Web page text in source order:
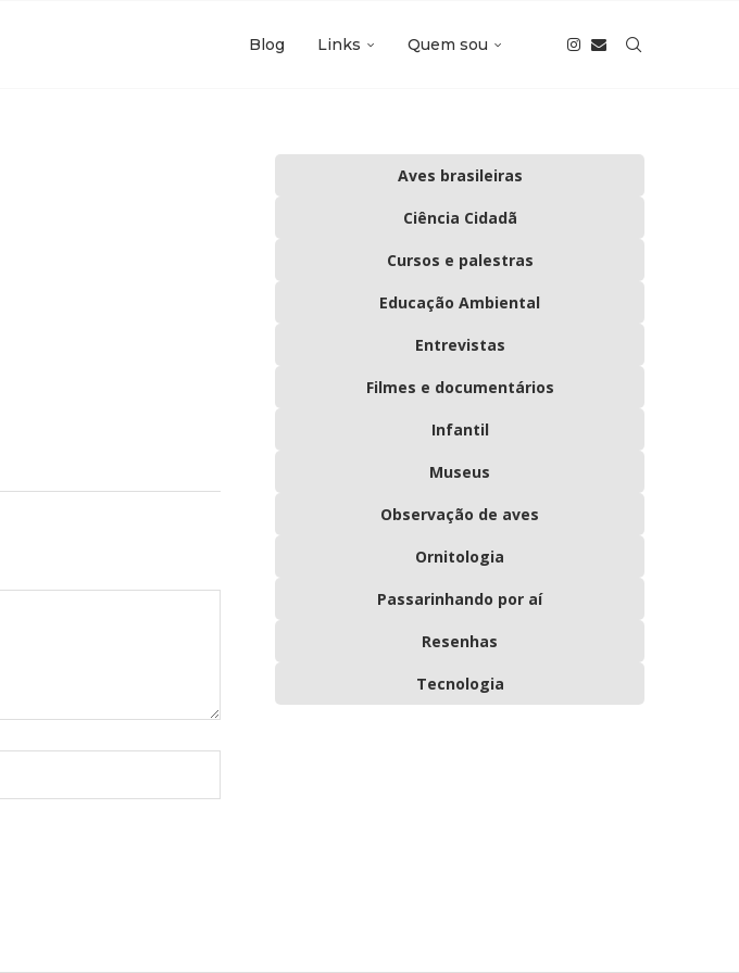
Blog Links Quem sou
Aves brasileiras
Ciência Cidadã
Cursos e palestras
Educação Ambiental
Entrevistas
Filmes e documentários
Infantil
Museus
Observação de aves
Ornitologia
Passarinhando por aí
Resenhas
Tecnologia